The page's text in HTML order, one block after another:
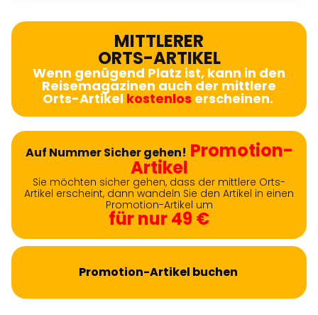
MITTLERER
ORTS-ARTIKEL
Wenn genügend Platz ist, kann in den
Reisemagazinen auch der mittlere
Orts-Artikel kostenlos erscheinen.
Auf Nummer Sicher gehen! Promotion-
Artikel
Sie möchten sicher gehen, dass der mittlere Orts-
Artikel erscheint, dann wandeln Sie den Artikel in einen
Promotion-Artikel um
für nur 49 €
Promotion-Artikel buchen